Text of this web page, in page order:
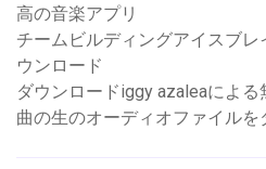
高の音楽アプリ
チームビルディングアイスブ
ウンロード
ダウンロードiggy azaleaによる
曲の生のオーディオファイル